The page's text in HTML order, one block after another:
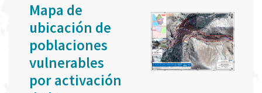
Mapa de
ubicación de
poblaciones
vulnerables
por activación